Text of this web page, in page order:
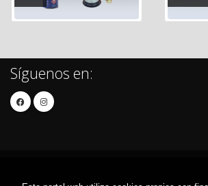
Síguenos en: